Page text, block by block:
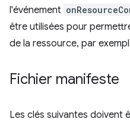
l'événement
être utilisées pour
de la ressource, par
Fichier manifeste
Les clés suivantes doivent